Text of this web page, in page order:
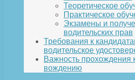
Теоретическое
Практическое
Экзамены и
водительских прав
Требования к
водительское
Важность прохождения
вождению